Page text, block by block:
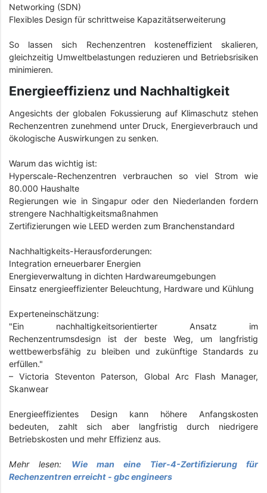
Networking (SDN)
Flexibles Design für schrittweise Kapazitätserweiterung
So lassen sich Rechenzentren kosteneffizient skalieren,
gleichzeitig Umweltbelastungen reduzieren und Betriebsrisiken
minimieren.
Energieeffizienz und Nachhaltigkeit
Angesichts der globalen Fokussierung auf Klimaschutz stehen
Rechenzentren zunehmend unter Druck, Energieverbrauch und
ökologische Auswirkungen zu senken.
Warum das wichtig ist:
Hyperscale-Rechenzentren verbrauchen so viel Strom wie
80.000 Haushalte
Regierungen wie in Singapur oder den Niederlanden fordern
strengere Nachhaltigkeitsmaßnahmen
Zertifizierungen wie LEED werden zum Branchenstandard
Nachhaltigkeits-Herausforderungen:
Integration erneuerbarer Energien
Energieverwaltung in dichten Hardwareumgebungen
Einsatz energieeffizienter Beleuchtung, Hardware und Kühlung
Experteneinschätzung:
"Ein nachhaltigkeitsorientierter Ansatz im
Rechenzentrumsdesign ist der beste Weg, um langfristig
wettbewerbsfähig zu bleiben und zukünftige Standards zu
erfüllen."
– Victoria Steventon Paterson, Global Arc Flash Manager,
Skanwear
Energieeffizientes Design kann höhere Anfangskosten
bedeuten, zahlt sich aber langfristig durch niedrigere
Betriebskosten und mehr Effizienz aus.
Mehr lesen: Wie man eine Tier-4-Zertifizierung für
Rechenzentren erreicht - gbc engineers